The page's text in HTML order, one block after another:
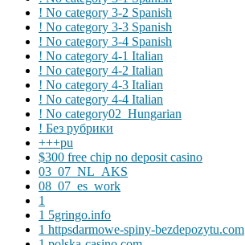
! No category 3-2 Spanish
! No category 3-3 Spanish
! No category 3-4 Spanish
! No category 4-1 Italian
! No category 4-2 Italian
! No category 4-3 Italian
! No category 4-4 Italian
! No category02_Hungarian
! Без рубрики
+++pu
$300 free chip no deposit casino
03_07_NL_AKS
08_07_es_work
1
1 5gringo.info
1 httpsdarmowe-spiny-bezdepozytu.com